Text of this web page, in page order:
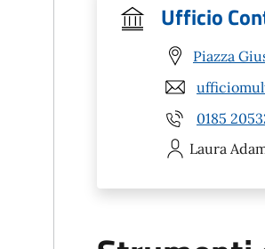
Ufficio
Piazza
0185
Laura